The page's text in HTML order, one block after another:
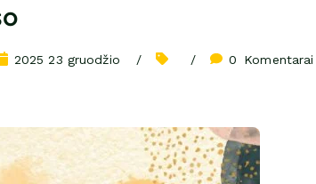
2025 23 gruodžio 0 Komentarai